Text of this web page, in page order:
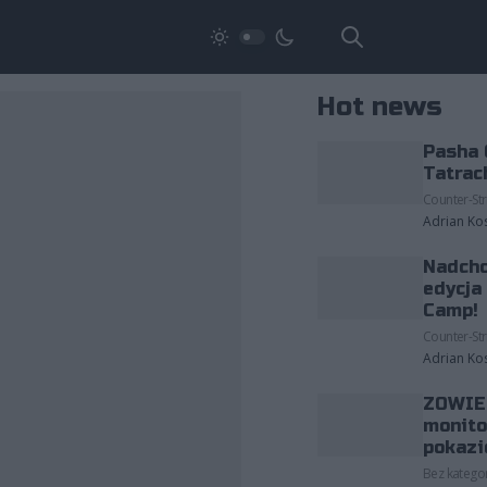
Hot news
Pasha
Counter-
Adrian
edycja
Camp!
Counter-
Adrian
Bez